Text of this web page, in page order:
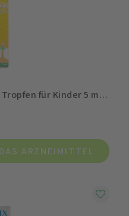
NeoCitran Hustenstiller - Tropfen für Kinder 5 mg/ml
ARZNEIMITTEL